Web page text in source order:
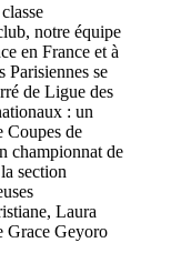
notre équipe
en France et à
Parisiennes se
de Ligue des
: un
Coupes de
championnat de
section
Laura
Grace Geyoro